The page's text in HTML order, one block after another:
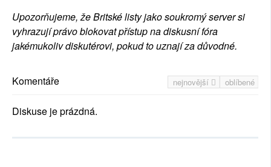
Upozorňujeme, že Britské listy jako soukromý server si
vyhrazují právo blokovat přístup na diskusní fóra
jakémukoliv diskutérovi, pokud to uznají za důvodné.
nejnovější oblíbené
Komentáře
Diskuse je prázdná.